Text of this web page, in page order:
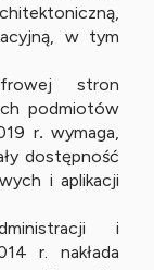
w tym
stron
podmiotów
r.wymaga,
dostępność
i aplikacji
i
r. nakłada